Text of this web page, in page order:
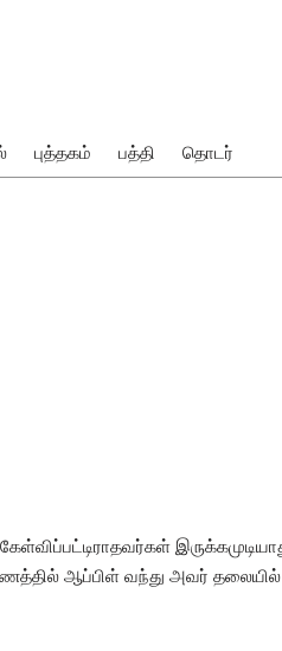
புத்தகம் பத்தி தொடர்
கணத்தில் ஆப்பிள் வந்து அவர்